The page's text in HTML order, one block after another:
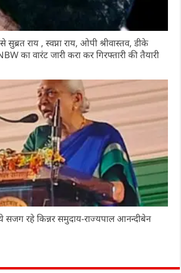
सुब्रत राय , स्वप्ना राय, ओपी श्रीवास्तव, डीके
का वारंट जारी करा कर गिरफ्तारी की तैयारी
रहे किन्नर समुदाय-राज्यपाल आनन्दीबेन